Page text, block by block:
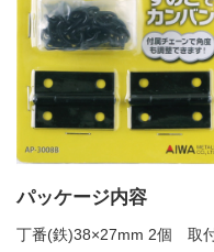
パッケージ内容
丁番(鉄)38×27mm 2個 取